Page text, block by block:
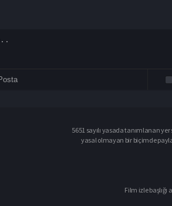
5651 sayılı yasada tanımlanan
yasal olmayan bir biçimde
Film izle